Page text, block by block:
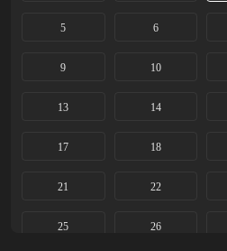
5 6
9 10
13 14
17 18
21 22
25 26